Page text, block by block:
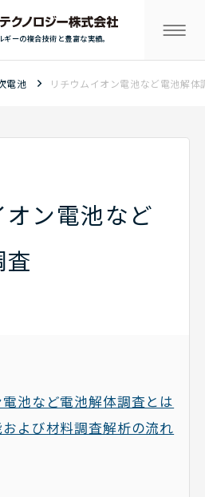
ーの複合技術と豊富な実績。
電池 リチウムイオン電池など電池解体
オン電池など
池など電池解体調査とは
よび材料調査解析の流れ